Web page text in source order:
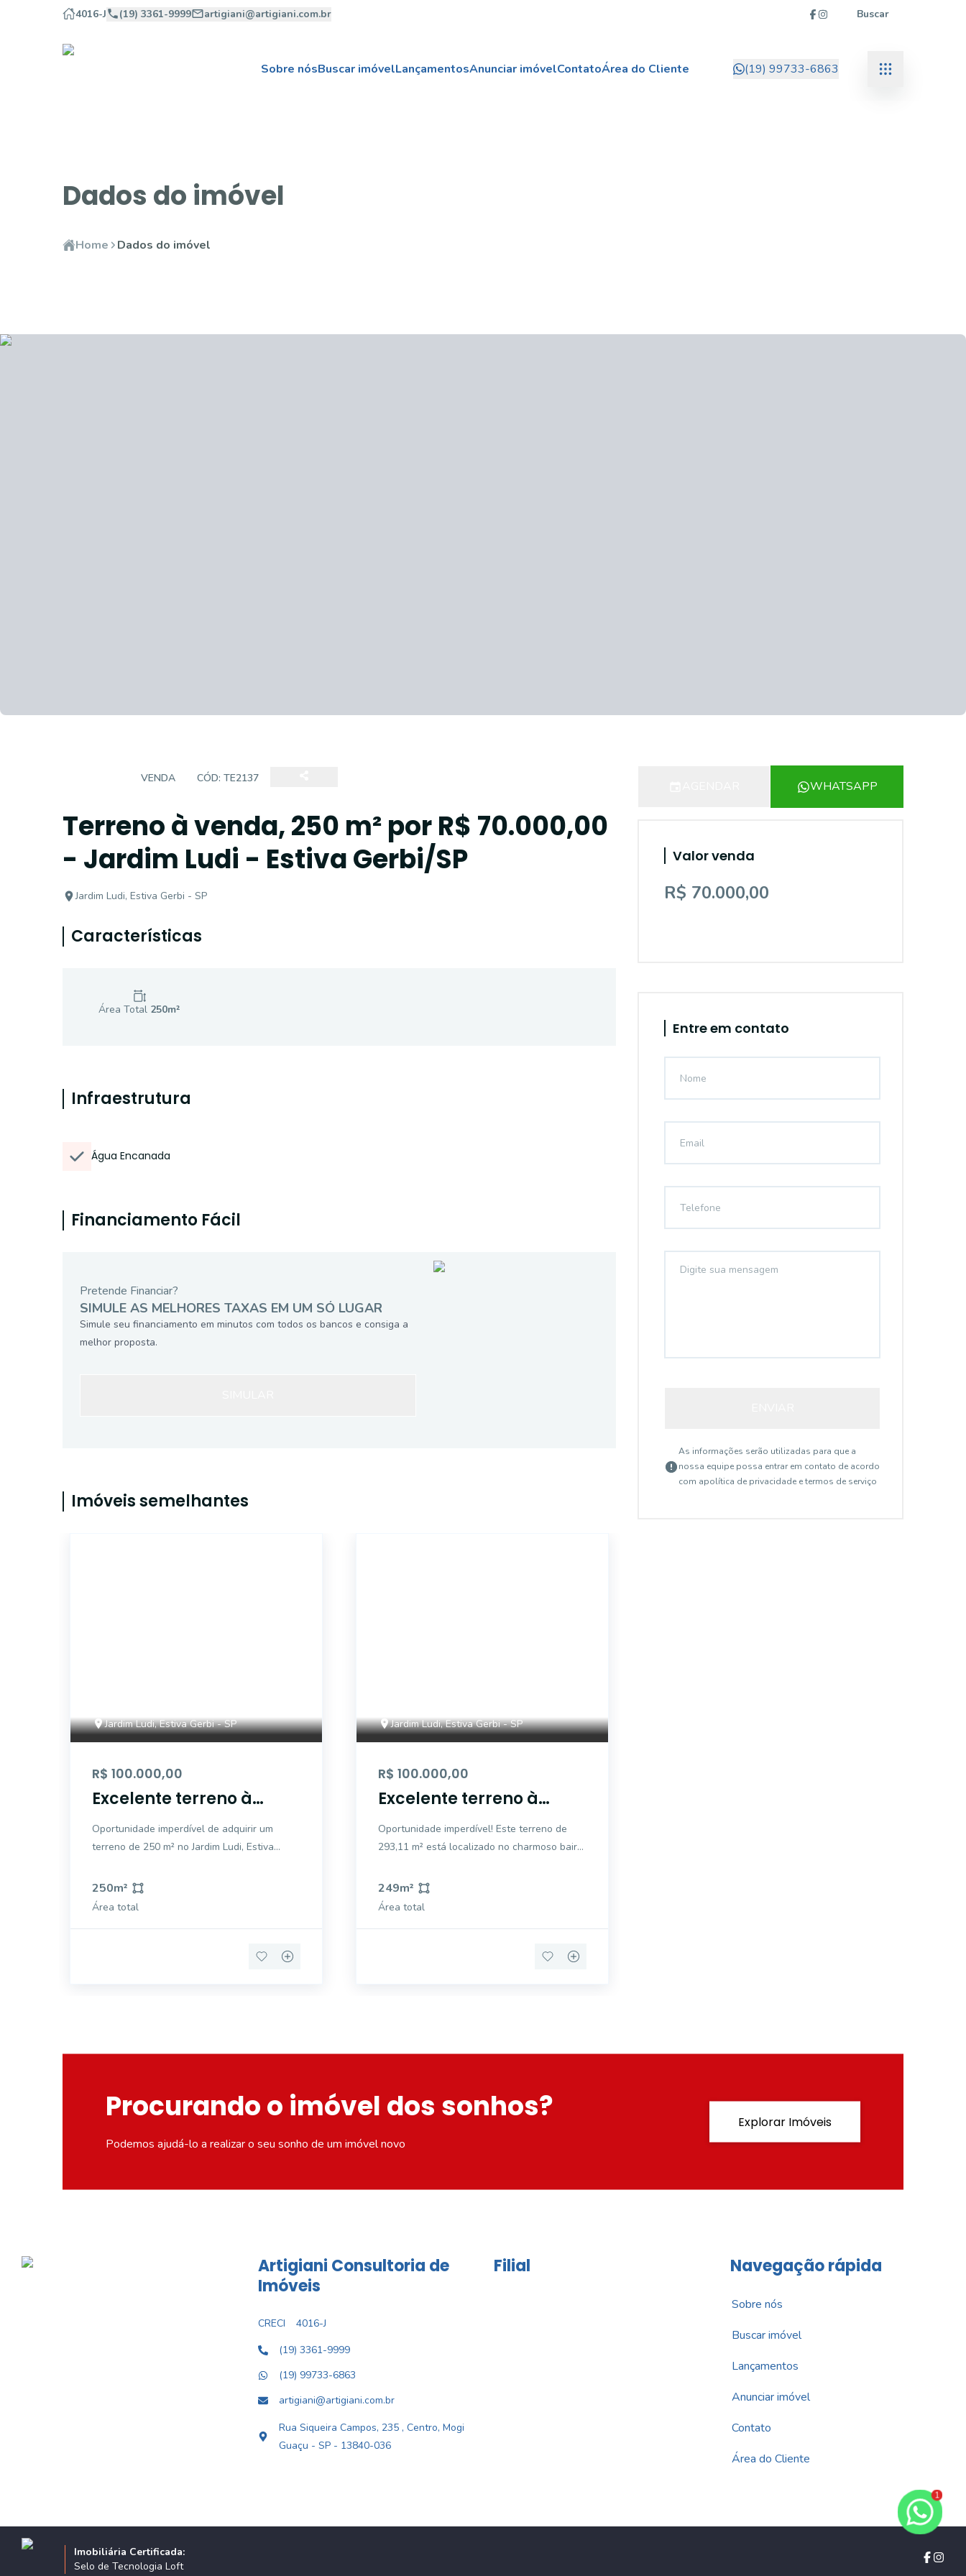
4016-J (19) 3361-9999 artigiani@artigiani.com.br Buscar
Sobre nósBuscar imóvelLançamentosAnunciar imóvelContatoÁrea do Cliente (19) 99733-6863
Dados do imóvel
Home Dados do imóvel
VENDA CÓD: TE2137
Terreno à venda, 250 m² por R$ 70.000,00
- Jardim Ludi - Estiva Gerbi/SP
Jardim Ludi, Estiva Gerbi - SP
Características
Área Total 250m²
Infraestrutura
Água Encanada
Financiamento Fácil
Pretende Financiar?
SIMULE AS MELHORES TAXAS EM UM SÓ LUGAR
Simule seu financiamento em minutos com todos os bancos e consiga a
melhor proposta.
Imóveis semelhantes
Jardim Ludi, Estiva Gerbi - SP
R$ 100.000,00
Excelente terreno à
venda - Jardim Ludi -
Estiva Gerbi/SP.
Oportunidade imperdível de adquirir um
terreno de 250 m² no Jardim Ludi, Estiva
comércios e serviços essenciais, tornando a
sua rotina mais prática. Não perca a chance
250m²
Área total
Jardim Ludi, Estiva Gerbi - SP
R$ 100.000,00
Excelente terreno à
venda Jardim Ludi -
Estiva Gerbi/SP.
Oportunidade imperdível! Este terreno de
293,11 m² está localizado no charmoso bairro
fácil acesso a comércios e serviços
essenciais, tornando-se uma excelente
249m²
Área total
WHATSAPP
Valor venda
R$ 70.000,00
Entre em contato
As informações serão utilizadas para que a
nossa equipe possa entrar em contato de acordo
com apolítica de privacidade e termos de serviço
Procurando o imóvel dos sonhos?
Podemos ajudá-lo a realizar o seu sonho de um imóvel novo
Explorar Imóveis
Artigiani Consultoria de
Imóveis
CRECI
4016-J
(19) 3361-9999
(19) 99733-6863
artigiani@artigiani.com.br
Rua Siqueira Campos, 235 , Centro, Mogi
Guaçu - SP - 13840-036
Filial Navegação rápida
Sobre nós
Buscar imóvel
Lançamentos
Anunciar imóvel
Contato
Área do Cliente
Imobiliária Certificada:
Selo de Tecnologia Loft
1